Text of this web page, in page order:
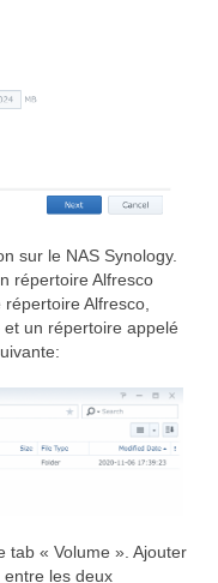
sur le NAS Synology.
répertoire Alfresco
Alfresco,
un répertoire appelé
tab « Volume ». Ajouter
les deux